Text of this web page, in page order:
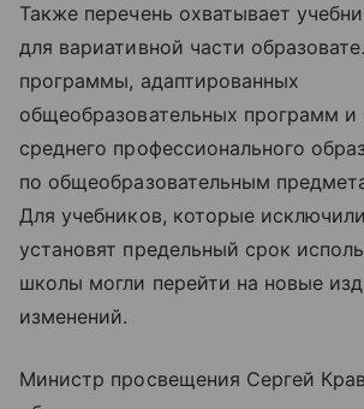
Также перечень охватывает
для вариативной части
программы, адаптированных
общеобразовательных программ
среднего профессионального
по общеобразовательным
Для учебников, которые
установят предельный срок
школы могли перейти на новые
изменений.
Министр просвещения Сергей